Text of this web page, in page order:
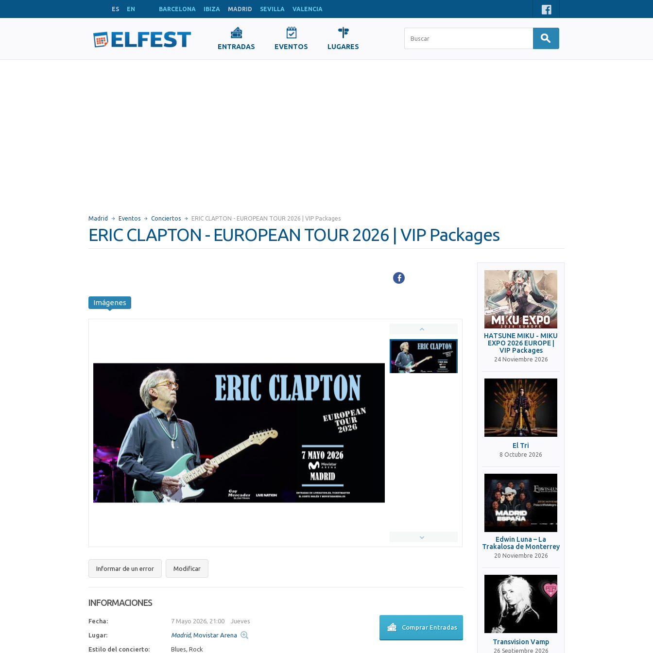
ES EN BARCELONA IBIZA MADRID SEVILLA VALENCIA
ENTRADAS EVENTOS LUGARES
Madrid Eventos Conciertos ERIC CLAPTON - EUROPEAN TOUR 2026 | VIP Packages
ERIC CLAPTON - EUROPEAN TOUR 2026 | VIP Packages
Imágenes
Informar de un error Modificar
INFORMACIONES
Fecha: 7 Mayo 2026, 21:00 Jueves
Lugar: Madrid, Movistar Arena
Estilo del concierto: Blues, Rock
Comprar Entradas
HATSUNE MIKU - MIKU
EXPO 2026 EUROPE |
VIP Packages
24 Noviembre 2026
El Tri
8 Octubre 2026
Edwin Luna – La
Trakalosa de Monterrey
20 Noviembre 2026
Transvision Vamp
26 Septiembre 2026